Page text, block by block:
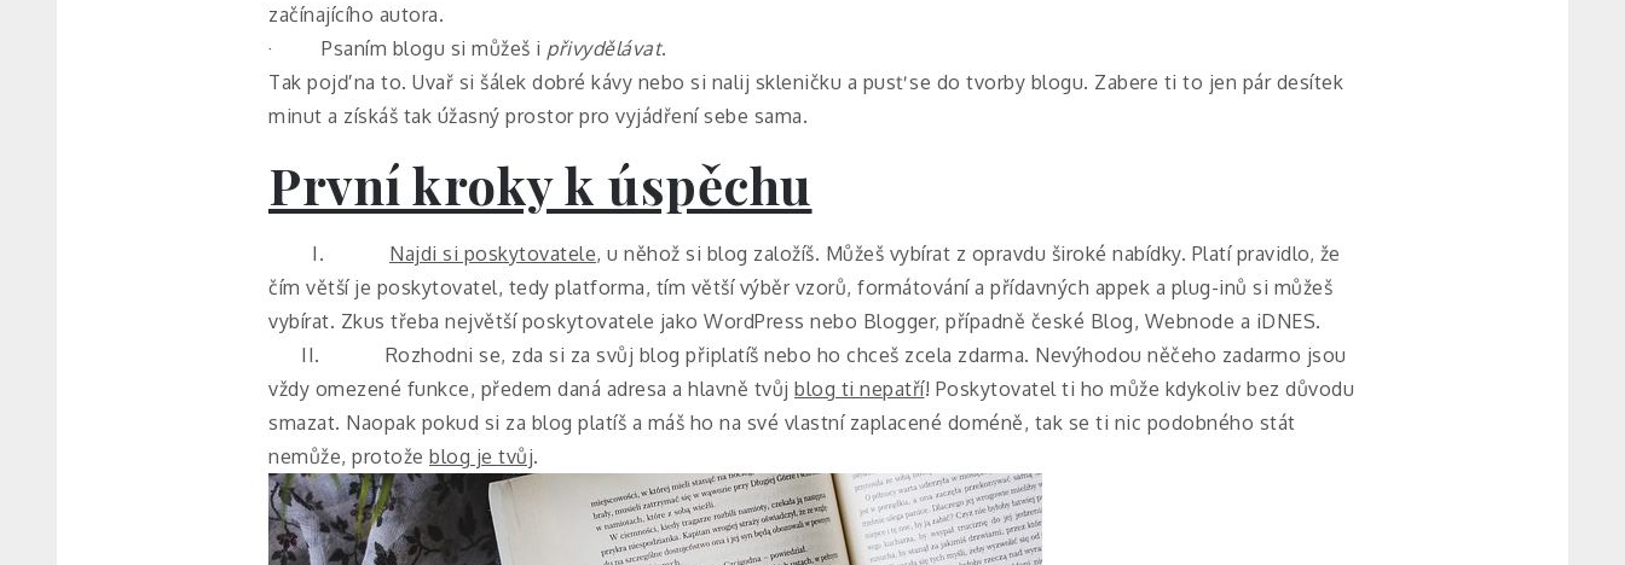
začínajícího autora.
· Psaním blogu si můžeš i přivydělávat.
Tak pojď na to. Uvař si šálek dobré kávy nebo si nalij skleničku a pusť se do tvorby blogu. Zabere ti to jen pár desítek
minut a získáš tak úžasný prostor pro vyjádření sebe sama.
První kroky k úspěchu
I. Najdi si poskytovatele, u něhož si blog založíš. Můžeš vybírat z opravdu široké nabídky. Platí pravidlo, že
čím větší je poskytovatel, tedy platforma, tím větší výběr vzorů, formátování a přídavných appek a plug-inů si můžeš
vybírat. Zkus třeba největší poskytovatele jako WordPress nebo Blogger, případně české Blog, Webnode a iDNES.
II. Rozhodni se, zda si za svůj blog připlatíš nebo ho chceš zcela zdarma. Nevýhodou něčeho zadarmo jsou
vždy omezené funkce, předem daná adresa a hlavně tvůj blog ti nepatří! Poskytovatel ti ho může kdykoliv bez důvodu
smazat. Naopak pokud si za blog platíš a máš ho na své vlastní zaplacené doméně, tak se ti nic podobného stát
nemůže, protože blog je tvůj.